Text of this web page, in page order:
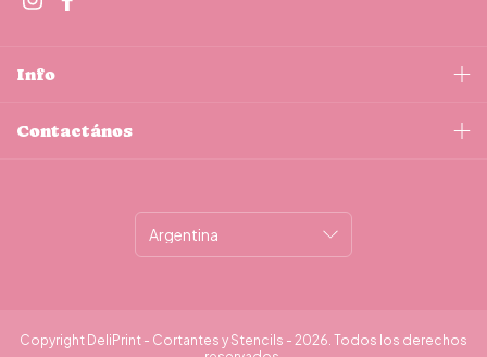
Info
Contactános
Copyright DeliPrint - Cortantes y Stencils - 2026. Todos los derechos